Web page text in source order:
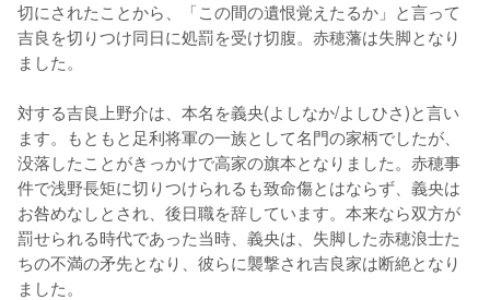
切にされたことから、「この間の遺恨覚えたるか」と言って
吉良を切りつけ同日に処罰を受け切腹。赤穂藩は失脚となり
ました。
対する吉良上野介は、本名を義央(よしなか/よしひさ)と言い
ます。もともと足利将軍の一族として名門の家柄でしたが、
没落したことがきっかけで高家の旗本となりました。赤穂事
件で浅野長矩に切りつけられるも致命傷とはならず、義央は
お咎めなしとされ、後日職を辞しています。本来なら双方が
罰せられる時代であった当時、義央は、失脚した赤穂浪士た
ちの不満の矛先となり、彼らに襲撃され吉良家は断絶となり
ました。